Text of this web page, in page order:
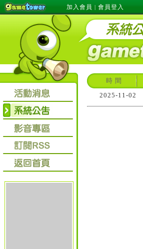
加入會員 | 會員登入
時 間
2025-11-02